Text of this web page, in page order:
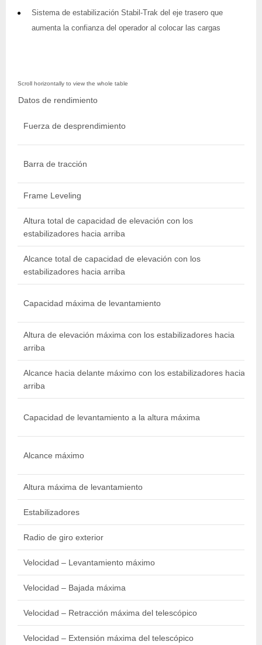
Sistema de estabilización Stabil-Trak del eje trasero que
aumenta la confianza del operador al colocar las cargas
Datos de rendimiento
Fuerza de desprendimiento
Barra de tracción
Frame Leveling
Altura total de capacidad de elevación con los
estabilizadores hacia arriba
Alcance total de capacidad de elevación con los
estabilizadores hacia arriba
Capacidad máxima de levantamiento
Altura de elevación máxima con los estabilizadores hacia
arriba
Alcance hacia delante máximo con los estabilizadores hacia
arriba
Capacidad de levantamiento a la altura máxima
Alcance máximo
Altura máxima de levantamiento
Estabilizadores
Radio de giro exterior
Velocidad – Levantamiento máximo
Velocidad – Bajada máxima
Velocidad – Retracción máxima del telescópico
Velocidad – Extensión máxima del telescópico